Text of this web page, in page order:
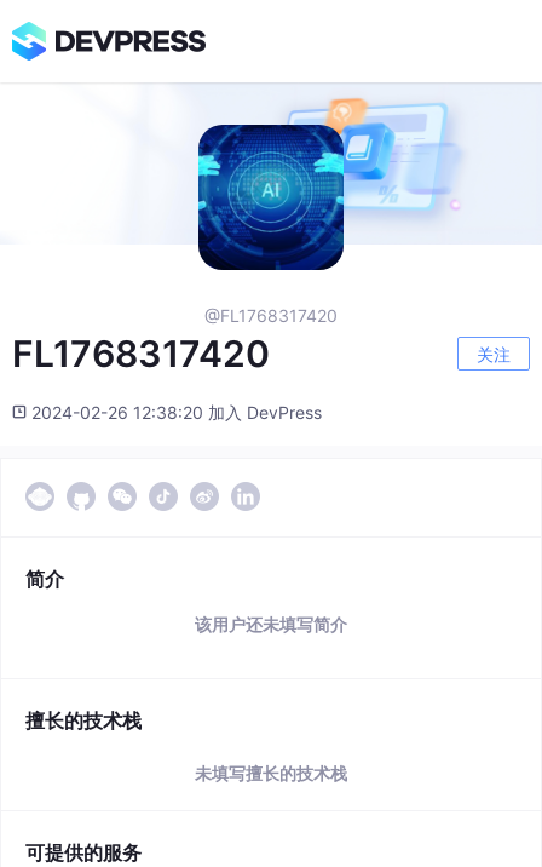
@FL1768317420
FL1768317420 关注
2024-02-26 12:38:20 加入 DevPress
简介
该用户还未填写简介
擅长的技术栈
未填写擅长的技术栈
可提供的服务